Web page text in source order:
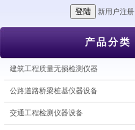
新用户注册
产品分类
建筑工程质量无损检测仪器
公路道路桥梁桩基仪器设备
交通工程检测仪器设备